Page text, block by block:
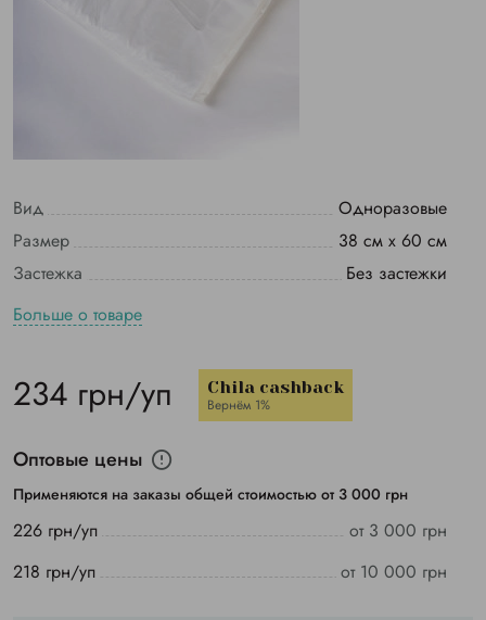
Вид
Одноразовые
Размер
38 см х 60 см
Застежка
Без застежки
Больше о товаре
234 грн/уп Chila cashback
Вернём 1%
Оптовые цены
Применяются на заказы общей стоимостью от 3 000 грн
226 грн/уп
от 3 000 грн
218 грн/уп
от 10 000 грн